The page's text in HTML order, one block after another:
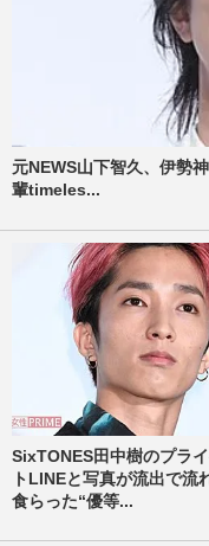
元NEWS山下智久、伊勢
輩timeles...
SixTONES田中樹のプラ
トLINEと写真が流出で流
食らった“優等...